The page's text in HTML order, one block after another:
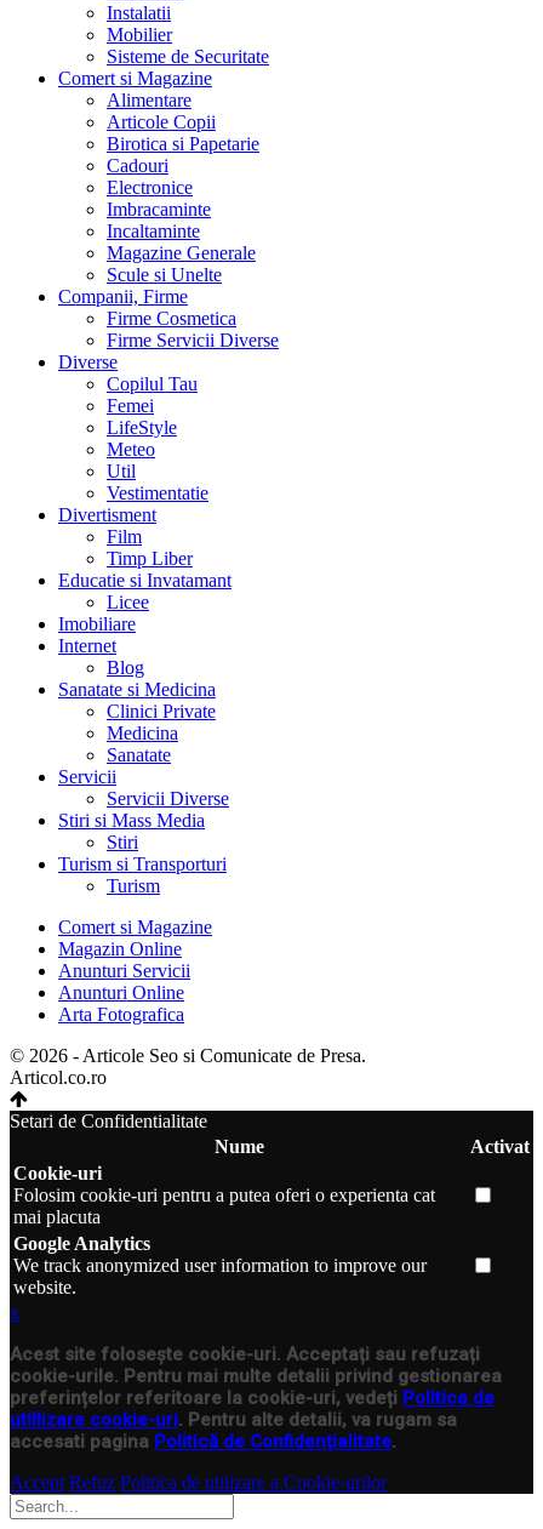
Instalatii
Mobilier
Sisteme de Securitate
Comert si Magazine
Alimentare
Articole Copii
Birotica si Papetarie
Cadouri
Electronice
Imbracaminte
Incaltaminte
Magazine Generale
Scule si Unelte
Companii, Firme
Firme Cosmetica
Firme Servicii Diverse
Diverse
Copilul Tau
Femei
LifeStyle
Meteo
Util
Vestimentatie
Divertisment
Film
Timp Liber
Educatie si Invatamant
Licee
Imobiliare
Internet
Blog
Sanatate si Medicina
Clinici Private
Medicina
Sanatate
Servicii
Servicii Diverse
Stiri si Mass Media
Stiri
Turism si Transporturi
Turism
Comert si Magazine
Magazin Online
Anunturi Servicii
Anunturi Online
Arta Fotografica
© 2026 - Articole Seo si Comunicate de Presa.
Articol.co.ro
Setari de Confidentialitate
Nume
Activat
Cookie-uri
Folosim cookie-uri pentru a putea oferi o experienta cat
mai placuta
Google Analytics
We track anonymized user information to improve our
website.
x
Acest site folosește cookie-uri. Acceptați sau refuzați
cookie-urile. Pentru mai multe detalii privind gestionarea
preferințelor referitoare la cookie-uri, vedeți Politica de
utillizare cookie-uri. Pentru alte detalii, va rugam sa
accesati pagina Politică de Confidențialitate.
Accept Refuz Politica de utilizare a Cookie-urilor